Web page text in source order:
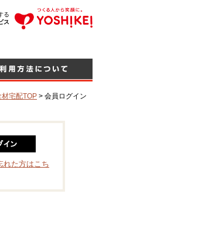
る
ス
材宅配TOP > 会員ログイン
れた方はこち